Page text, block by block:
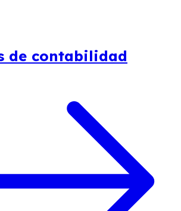
de contabilidad